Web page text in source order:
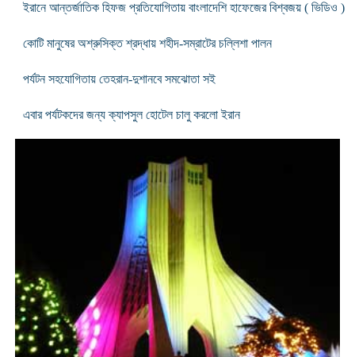
ইরানে আন্তর্জাতিক হিফজ প্রতিযোগিতায় বাংলাদেশি হাফেজের বিশ্বজয় ( ভিডিও )
কোটি মানুষের অশ্রুসিক্ত শ্রদ্ধায় শহীদ-সম্রাটের চল্লিশা পালন
পর্যটন সহযোগিতায় তেহরান-দুশানবে সমঝোতা সই
এবার পর্যটকদের জন্য ক্যাপসুল হোটেল চালু করলো ইরান